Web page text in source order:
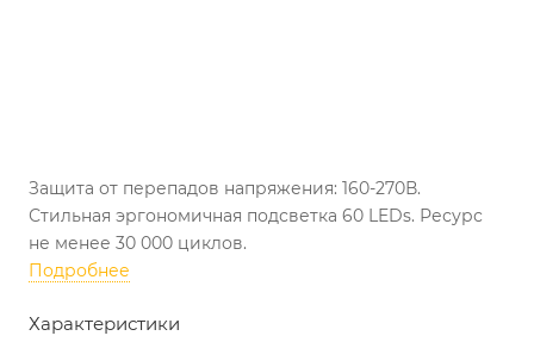
Защита от перепадов напряжения: 160-270В.
Стильная эргономичная подсветка 60 LEDs. Ресурс
не менее 30 000 циклов.
Подробнее
Характеристики